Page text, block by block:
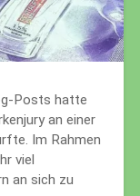
Posts hatte
an einer
Im Rahmen
viel
an sich zu